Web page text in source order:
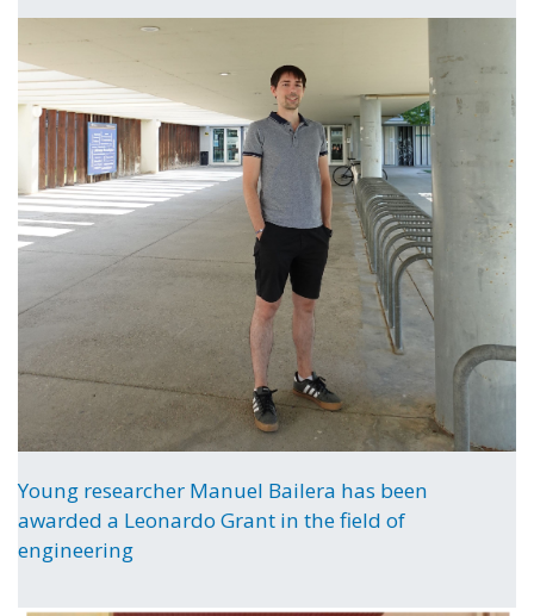
Young researcher Manuel Bailera has been
awarded a Leonardo Grant in the field of
engineering